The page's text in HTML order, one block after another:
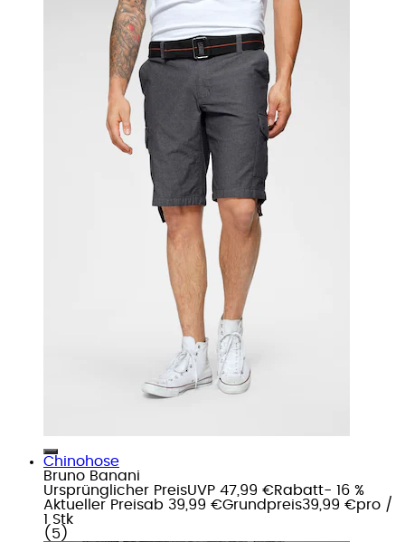
Chinohose
Bruno Banani
Ursprünglicher PreisUVP 47,99 €Rabatt- 16 %
Aktueller Preisab 39,99 €Grundpreis39,99 €pro /
1 Stk
( 5 )